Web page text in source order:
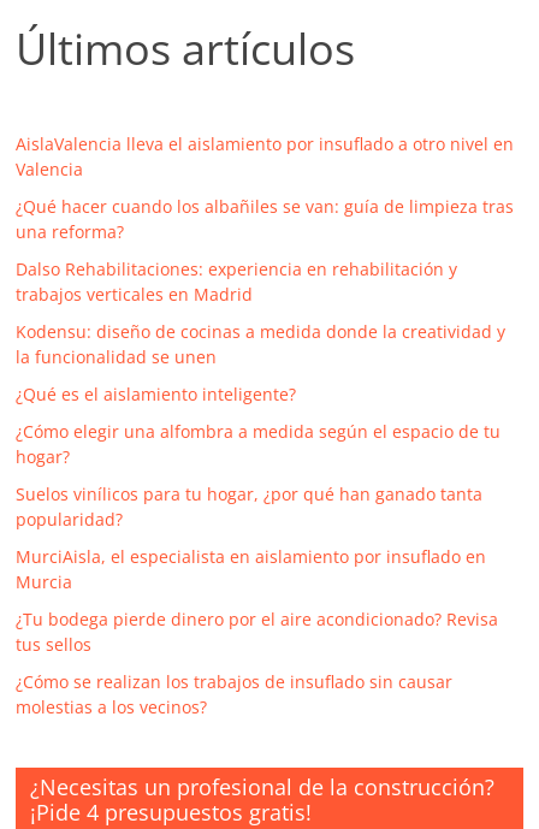
Últimos artículos
AislaValencia lleva el aislamiento por insuflado a otro nivel en
Valencia
¿Qué hacer cuando los albañiles se van: guía de limpieza tras
una reforma?
Dalso Rehabilitaciones: experiencia en rehabilitación y
trabajos verticales en Madrid
Kodensu: diseño de cocinas a medida donde la creatividad y
la funcionalidad se unen
¿Qué es el aislamiento inteligente?
¿Cómo elegir una alfombra a medida según el espacio de tu
hogar?
Suelos vinílicos para tu hogar, ¿por qué han ganado tanta
popularidad?
MurciAisla, el especialista en aislamiento por insuflado en
Murcia
¿Tu bodega pierde dinero por el aire acondicionado? Revisa
tus sellos
¿Cómo se realizan los trabajos de insuflado sin causar
molestias a los vecinos?
¿Necesitas un profesional de la construcción?
¡Pide 4 presupuestos gratis!